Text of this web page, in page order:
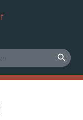
Blog
|
SEARCH